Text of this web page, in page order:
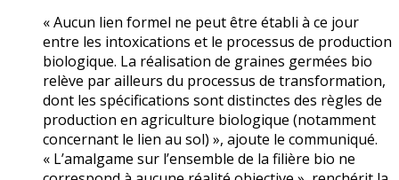
« Aucun lien formel ne peut être établi à ce jour
entre les intoxications et le processus de production
biologique. La réalisation de graines germées bio
relève par ailleurs du processus de transformation,
dont les spécifications sont distinctes des règles de
production en agriculture biologique (notamment
concernant le lien au sol) », ajoute le communiqué.
« L’amalgame sur l’ensemble de la filière bio ne